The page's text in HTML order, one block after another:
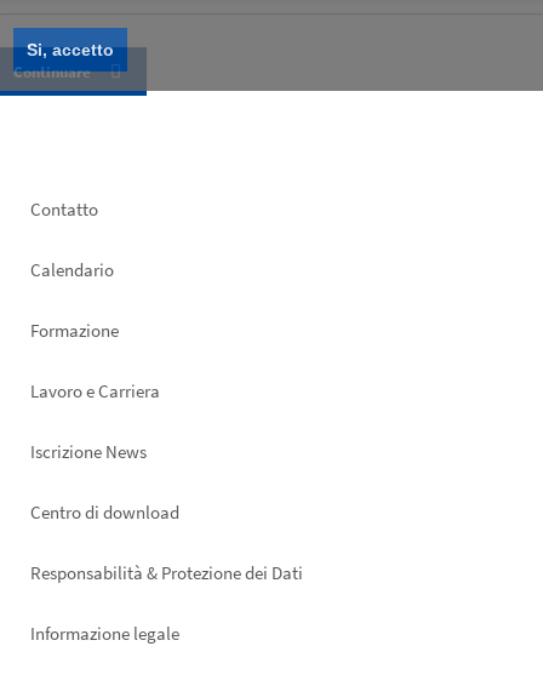
Si, accetto
Footer
Contatto
Calendario
Formazione
Lavoro e Carriera
Iscrizione News
Footer
Centro di download
Responsabilità & Protezione dei Dati
Informazione legale